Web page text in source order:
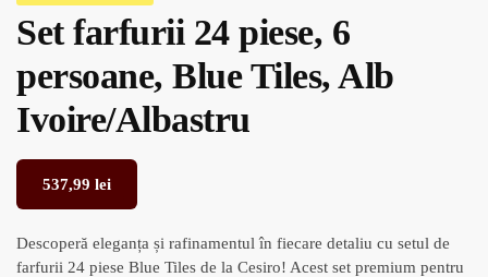
Set farfurii 24 piese, 6
persoane, Blue Tiles, Alb
Ivoire/Albastru
537,99 lei
Descoperă eleganța și rafinamentul în fiecare detaliu cu setul de
farfurii 24 piese Blue Tiles de la Cesiro! Acest set premium pentru